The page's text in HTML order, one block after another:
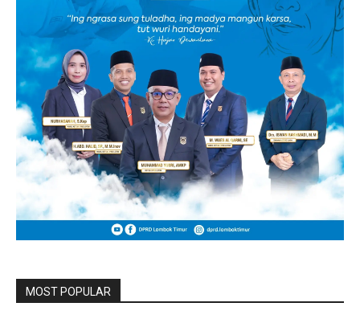
MOST POPULAR